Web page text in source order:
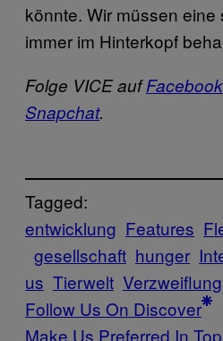
könnte. Wir müssen
immer im Hinterkopf
Folge VICE aufFacebook
Snapchat.
Tagged:
entwicklung Features
gesellschaft hunger
us Tierwelt Verzweiflung
Follow Us On Discover
Make Us Preferred In